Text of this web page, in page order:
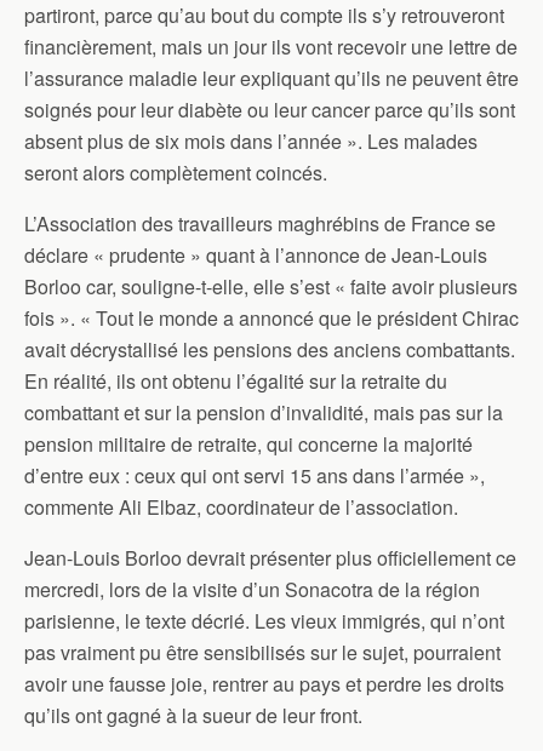
partiront, parce qu’au bout du compte ils s’y retrouveront
financièrement, mais un jour ils vont recevoir une lettre de
l’assurance maladie leur expliquant qu’ils ne peuvent être
soignés pour leur diabète ou leur cancer parce qu’ils sont
absent plus de six mois dans l’année ». Les malades
seront alors complètement coincés.
L’Association des travailleurs maghrébins de France se
déclare « prudente » quant à l’annonce de Jean-Louis
Borloo car, souligne-t-elle, elle s’est « faite avoir plusieurs
fois ». « Tout le monde a annoncé que le président Chirac
avait décrystallisé les pensions des anciens combattants.
En réalité, ils ont obtenu l’égalité sur la retraite du
combattant et sur la pension d’invalidité, mais pas sur la
pension militaire de retraite, qui concerne la majorité
d’entre eux : ceux qui ont servi 15 ans dans l’armée »,
commente Ali Elbaz, coordinateur de l’association.
Jean-Louis Borloo devrait présenter plus officiellement ce
mercredi, lors de la visite d’un Sonacotra de la région
parisienne, le texte décrié. Les vieux immigrés, qui n’ont
pas vraiment pu être sensibilisés sur le sujet, pourraient
avoir une fausse joie, rentrer au pays et perdre les droits
qu’ils ont gagné à la sueur de leur front.